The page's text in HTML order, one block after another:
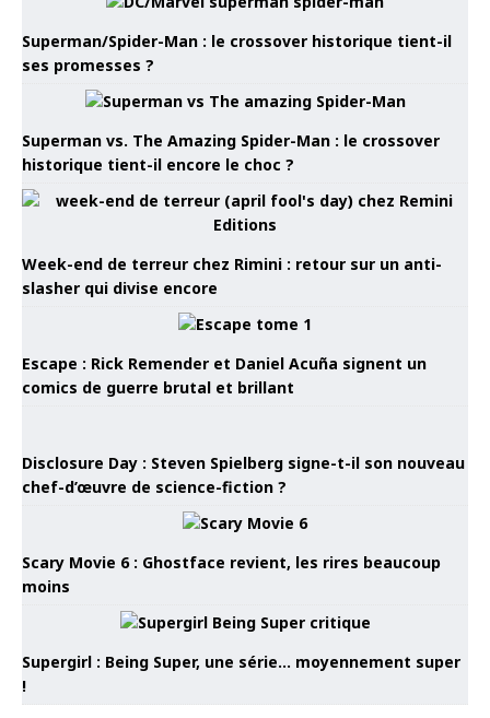
Superman/Spider-Man : le crossover historique tient-il
ses promesses ?
Superman vs. The Amazing Spider-Man : le crossover
historique tient-il encore le choc ?
Week-end de terreur chez Rimini : retour sur un anti-
slasher qui divise encore
Escape : Rick Remender et Daniel Acuña signent un
comics de guerre brutal et brillant
Disclosure Day : Steven Spielberg signe-t-il son nouveau
chef-d’œuvre de science-fiction ?
Scary Movie 6 : Ghostface revient, les rires beaucoup
moins
Supergirl : Being Super, une série… moyennement super
!